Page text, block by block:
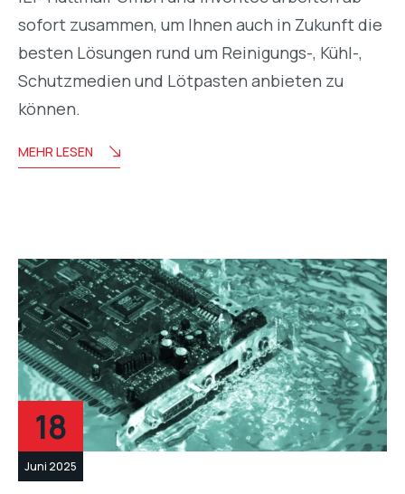
sofort zusammen, um Ihnen auch in Zukunft die
besten Lösungen rund um Reinigungs-, Kühl-,
Schutzmedien und Lötpasten anbieten zu
können.
MEHR LESEN
18
Juni 2025